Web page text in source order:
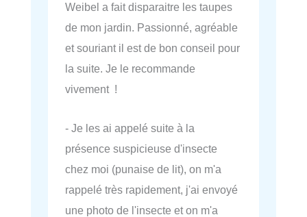
Weibel a fait disparaitre les taupes
de mon jardin. Passionné, agréable
et souriant il est de bon conseil pour
la suite. Je le recommande
vivement !
- Je les ai appelé suite à la
présence suspicieuse d'insecte
chez moi (punaise de lit), on m'a
rappelé très rapidement, j'ai envoyé
une photo de l'insecte et on m'a